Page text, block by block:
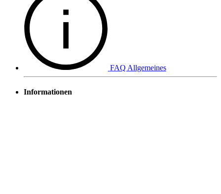
FAQ Allgemeines
Informationen